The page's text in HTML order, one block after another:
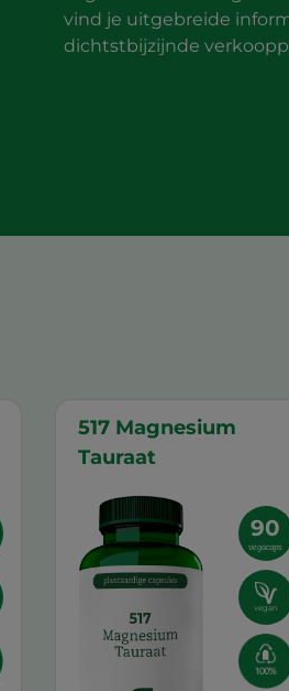
vind je uitgebreide
dichtstbijzijnde
517 Magnesium
Tauraat
90
vegacaps
vegan